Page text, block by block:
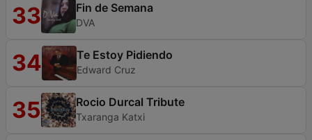
33 Fin de Semana
DVA
34 Te Estoy Pidiendo
Edward Cruz
35 Rocio Durcal Tribute
Txaranga Katxi